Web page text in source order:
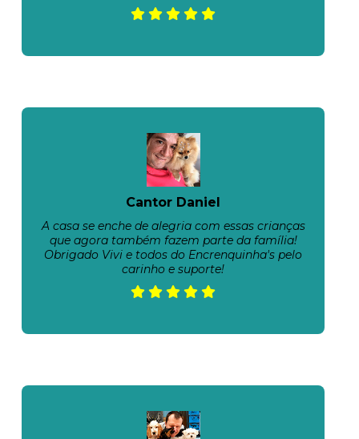
Cantor Daniel
A casa se enche de alegria com essas crianças
que agora também fazem parte da família!
Obrigado Vivi e todos do Encrenquinha's pelo
carinho e suporte!